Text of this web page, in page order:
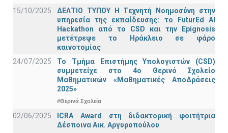
15/10/2025
ΔΕΛΤΙΟ ΤΥΠΟΥ H Tεχνητή Νοημοσύνη στην
υπηρεσία της εκπαίδευσης: το FuturEd AI
Hackathon από το CSD και την Epignosis
μετέτρεψε το Ηράκλειο σε φάρο
καινοτομίας
24/07/2025
Το Τμήμα Επιστήμης Υπολογιστών (CSD)
συμμετείχε στο 4ο Θερινό Σχολείο
Μαθηματικών «Μαθηματικές ΑποΔράσεις
2025»
#Θερινά Σχολεία
02/06/2025
ICRA Award στη διδακτορική φοιτήτρια
Δέσποινα Αικ. Αργυροπούλου